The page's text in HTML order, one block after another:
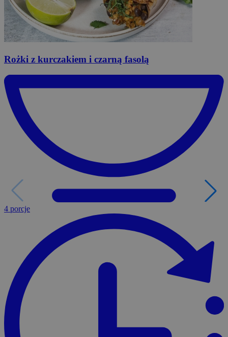
Rożki z kurczakiem i czarną fasolą
4 porcje